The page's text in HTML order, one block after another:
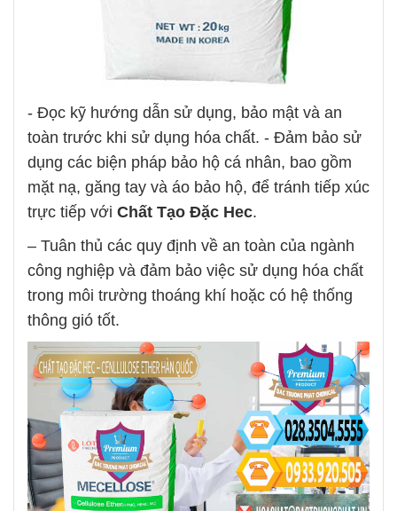
- Đọc kỹ hướng dẫn sử dụng, bảo mật và an
toàn trước khi sử dụng hóa chất. - Đảm bảo sử
dụng các biện pháp bảo hộ cá nhân, bao gồm
mặt nạ, găng tay và áo bảo hộ, để tránh tiếp xúc
trực tiếp với Chất Tạo Đặc Hec.
– Tuân thủ các quy định về an toàn của ngành
công nghiệp và đảm bảo việc sử dụng hóa chất
trong môi trường thoáng khí hoặc có hệ thống
thông gió tốt.